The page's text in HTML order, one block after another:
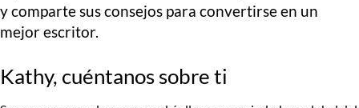
y comparte sus consejos para convertirse en un
mejor escritor.
Kathy, cuéntanos sobre ti